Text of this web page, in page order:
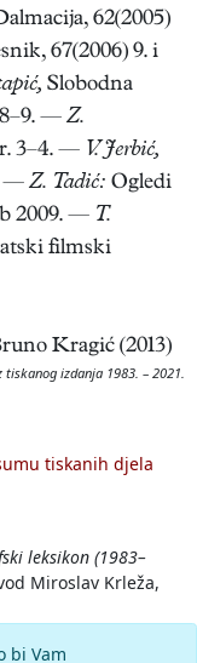
62(2005)
67(2006) 9. i
Slobodna
8–9. — Z.
3–4. — V. Jerbić,
— Z. Tadić: Ogledi
2009. — T.
filmski
Kragić (2013)
izdanja 1983. – 2021.
tiskanih djela
leksikon (1983–
Miroslav Krleža,
bi Vam